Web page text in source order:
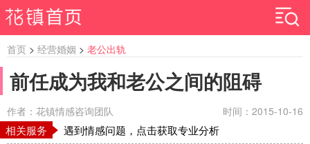
首页 > 经营婚姻 > 老公出轨
前任成为我和老公之间的阻碍
作者：花镇情感咨询团队 时间：2015-10-16
相关服务 遇到情感问题，点击获取专业分析